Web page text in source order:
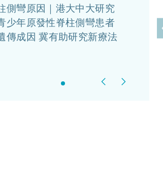
側彎原因｜港大中大研究
少年原發性脊柱側彎患者
傳成因 冀有助研究新療法
Previous